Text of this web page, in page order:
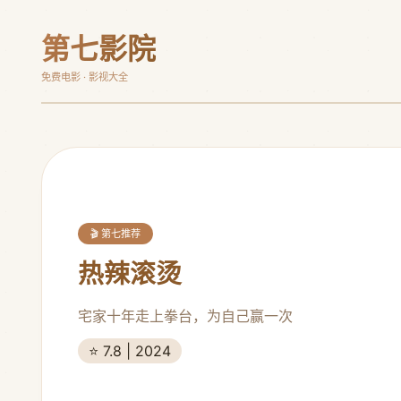
第七影院
免费电影 · 影视大全
🎬 第七推荐
热辣滚烫
宅家十年走上拳台，为自己赢一次
⭐ 7.8 | 2024